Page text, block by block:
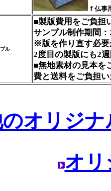
ｆ仏事
ル
■製版費用をご負担
サンプル制作期間
※版を作り直す必要
2度目の製版にも2
■無地素材の見本を
費と送料をご負担
オリジ
オリ